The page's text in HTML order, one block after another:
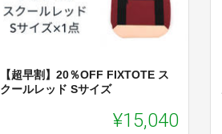
【超早割】20％OFF FIXTOTE ス
クールレッド Sサイズ
¥15,040